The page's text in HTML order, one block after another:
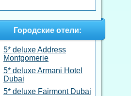
Городские отели:
5* deluxe Address
Montgomerie
5* deluxe Armani Hotel
Dubai
5* deluxe Fairmont Dubai